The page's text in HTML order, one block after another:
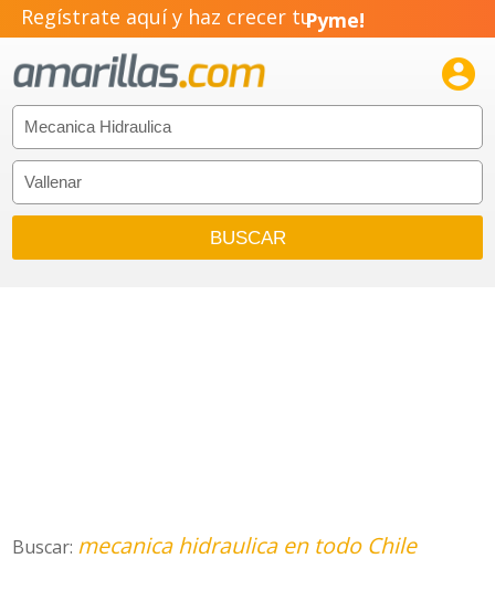
Regístrate aquí y haz crecer tuPyme!
Emprendimiento!

Buscar: mecanica hidraulica en todo Chile